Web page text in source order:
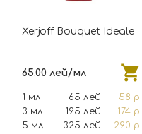
Xerjoff Bouquet Ideale
65.00 лей/мл
1 мл 65 лей
58 р.
3 мл
195 лей
174 р.
5 мл
325 лей
290 р.